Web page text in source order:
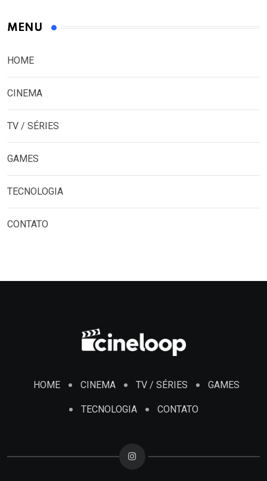
MENU
HOME
CINEMA
TV / SÉRIES
GAMES
TECNOLOGIA
CONTATO
HOME CINEMA TV / SÉRIES GAMES
TECNOLOGIA CONTATO